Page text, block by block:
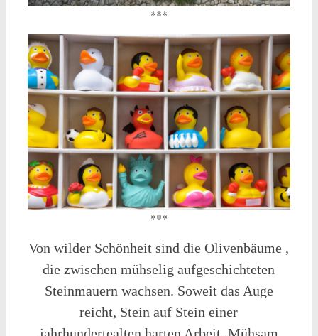
***
***
Von wilder Schönheit sind die Olivenbäume ,
die zwischen mühselig aufgeschichteten
Steinmauern wachsen. Soweit das Auge
reicht, Stein auf Stein einer